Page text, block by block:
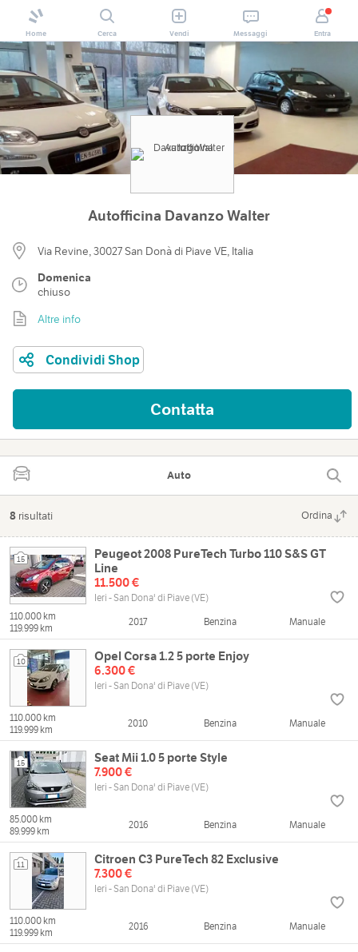
Home Cerca Vendi Messaggi Entra
Autofficina Davanzo Walter
Via Revine, 30027 San Donà di Piave VE, Italia
Domenica
chiuso
Altre info
Condividi Shop
Contatta
Auto
8 risultati Ordina
15
Peugeot 2008 PureTech Turbo 110 S&S GT
Line
11.500 €
Ieri - San Dona' di Piave (VE)
110.000 km
119.999 km
2017 Benzina Manuale
10
Opel Corsa 1.2 5 porte Enjoy
6.300 €
Ieri - San Dona' di Piave (VE)
110.000 km
119.999 km
2010 Benzina Manuale
15
Seat Mii 1.0 5 porte Style
7.900 €
Ieri - San Dona' di Piave (VE)
85.000 km
89.999 km
2016 Benzina Manuale
11
Citroen C3 PureTech 82 Exclusive
7.300 €
Ieri - San Dona' di Piave (VE)
110.000 km
119.999 km
2016 Benzina Manuale